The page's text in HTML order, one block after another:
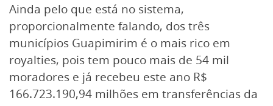
Ainda pelo que está no sistema,
proporcionalmente falando, dos três
municípios Guapimirim é o mais rico em
royalties, pois tem pouco mais de 54 mil
moradores e já recebeu este ano R$
166.723.190,94 milhões em transferências da